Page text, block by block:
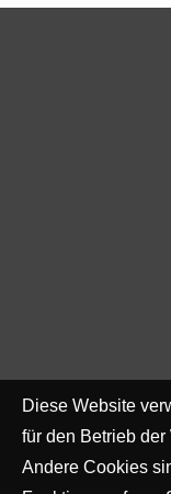
Diese Website
für den Betrieb
Andere Cookies